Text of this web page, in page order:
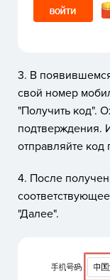
3. В
свой номер
"Получить код".
подтверждения.
отправляйте код
4. После
"Далее".